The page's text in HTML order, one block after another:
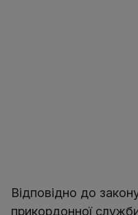
Відповідно до
прикордонної